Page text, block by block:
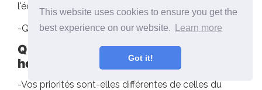
This website uses cookies to ensure you get the
best experience on our website.
Learn more
Got it!
l'école?
-Quel est votre réseau social préféré?
Questions pour parler avec un
homme
-Vos priorités sont-elles différentes de celles du